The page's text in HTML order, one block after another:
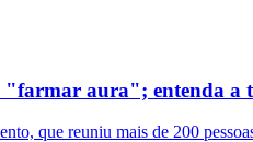
"farmar aura"; entenda a
que reuniu mais de 200